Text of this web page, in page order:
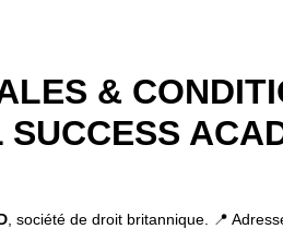
&
SUCCESS
, société de droit britannique. 📍